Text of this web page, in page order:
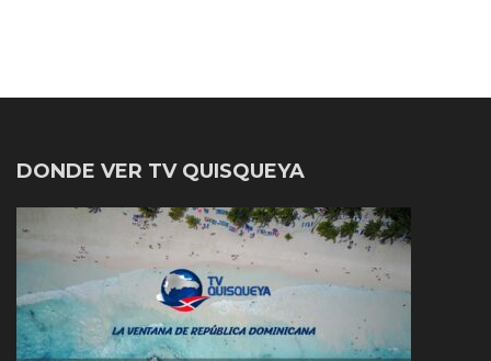
DONDE VER TV QUISQUEYA